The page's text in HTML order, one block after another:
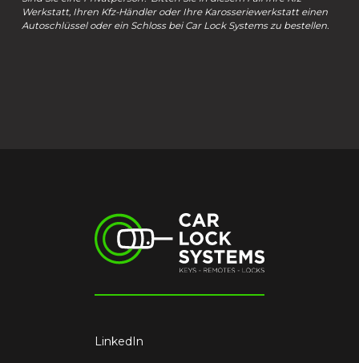
Werkstatt, Ihren Kfz-Händler oder Ihre Karosseriewerkstatt einen
Autoschlüssel oder ein Schloss bei Car Lock Systems zu bestellen.
LinkedIn